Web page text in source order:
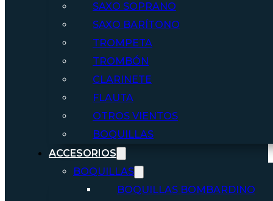
SAXO SOPRANO
SAXO BARÍTONO
TROMPETA
TROMBÓN
CLARINETE
FLAUTA
OTROS VIENTOS
BOQUILLAS
ACCESORIOS
BOQUILLAS
BOQUILLAS BOMBARDINO